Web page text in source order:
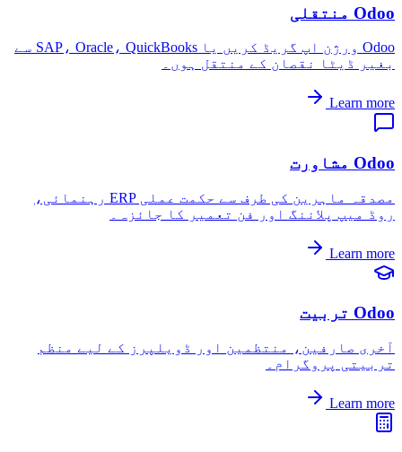
Odoo منتقلی
Odoo ورژن اپ گریڈ کریں یا SAP، Oracle، QuickBooks سے
بغیر ڈیٹا نقصان کے منتقل ہوں۔
Learn more
Odoo مشاورت
مصدقہ ماہرین کی طرف سے حکمت عملی ERP رہنمائی،
روڈ میپ پلاننگ اور فن تعمیر کا جائزہ۔
Learn more
Odoo تربیت
آخری صارفین، منتظمین اور ڈویلپرز کے لیے منظم
تربیتی پروگرام۔
Learn more